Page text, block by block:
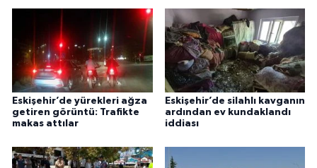
Eskişehir’de yürekleri ağza
getiren görüntü: Trafikte
makas attılar
Eskişehir’de silahlı kavganın
ardından ev kundaklandı
iddiası